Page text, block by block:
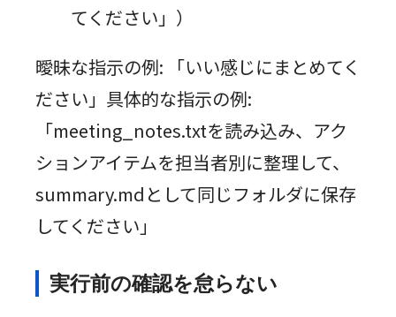
てください」）
曖昧な指示の例: 「いい感じにまとめてく
ださい」具体的な指示の例:
「meeting_notes.txtを読み込み、アク
ションアイテムを担当者別に整理して、
summary.mdとして同じフォルダに保存
してください」
実行前の確認を怠らない